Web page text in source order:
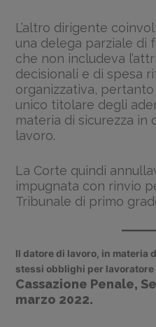
L’altro dirigente
una delega parziale di
che non includeva
decisionali e di spesa
organizzativa, pertanto
unico titolare degli
materia di sicurezza in
lavoro.
La Corte quindi
impugnata con rinvio
Tribunale di primo
Il datore di lavoro, in materia
stessi obblighi per
Cassazione Penale,
marzo 2022.